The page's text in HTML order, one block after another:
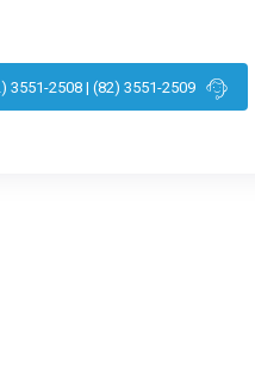
3551-2508 | (82) 3551-2509